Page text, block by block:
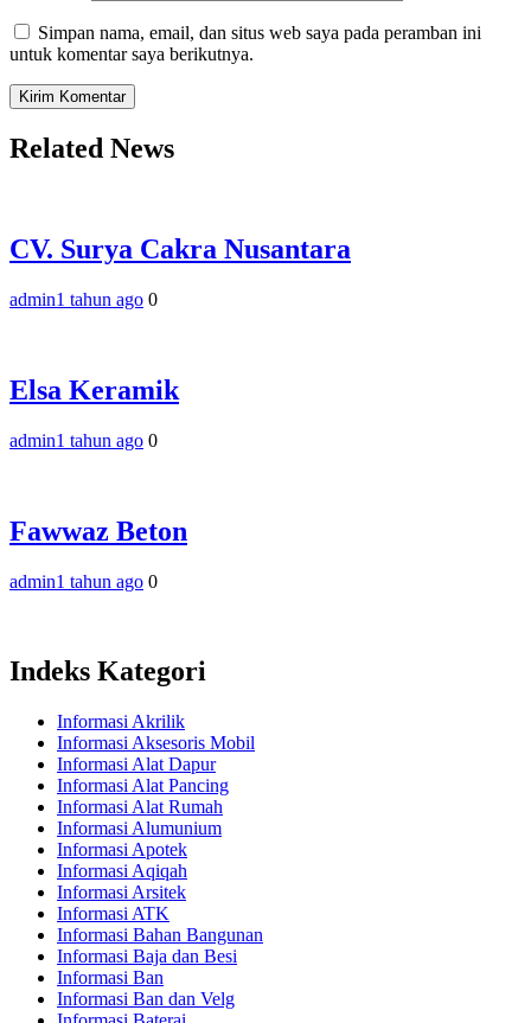
Simpan nama, email, dan situs web saya pada peramban ini
untuk komentar saya berikutnya.
Related News
CV. Surya Cakra Nusantara
admin1 tahun ago 0
Elsa Keramik
admin1 tahun ago 0
Fawwaz Beton
admin1 tahun ago 0
Indeks Kategori
Informasi Akrilik
Informasi Aksesoris Mobil
Informasi Alat Dapur
Informasi Alat Pancing
Informasi Alat Rumah
Informasi Alumunium
Informasi Apotek
Informasi Aqiqah
Informasi Arsitek
Informasi ATK
Informasi Bahan Bangunan
Informasi Baja dan Besi
Informasi Ban
Informasi Ban dan Velg